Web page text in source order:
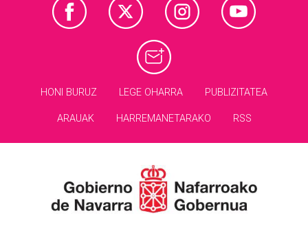
HONI BURUZ LEGE OHARRA PUBLIZITATEA
ARAUAK HARREMANETARAKO RSS